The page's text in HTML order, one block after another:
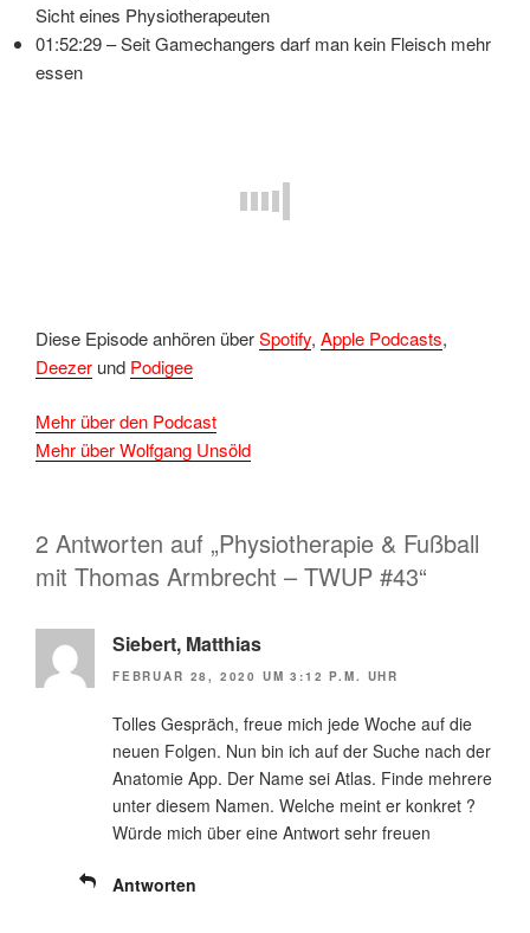
Sicht eines Physiotherapeuten
01:52:29 – Seit Gamechangers darf man kein Fleisch mehr
essen
Diese Episode anhören überSpotify, Apple Podcasts,
Deezer und Podigee
Mehr über den Podcast
Mehr über Wolfgang Unsöld
2 Antworten auf „Physiotherapie & Fußball
mit Thomas Armbrecht – TWUP #43“
Siebert, Matthias
FEBRUAR 28, 2020 UM 3:12 P.M. UHR
Tolles Gespräch, freue mich jede Woche auf die
neuen Folgen. Nun bin ich auf der Suche nach der
Anatomie App. Der Name sei Atlas. Finde mehrere
unter diesem Namen. Welche meint er konkret ?
Würde mich über eine Antwort sehr freuen
Antworten